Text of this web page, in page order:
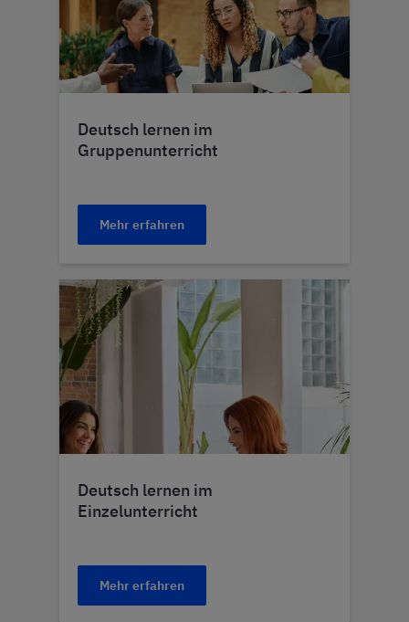
Deutsch lernen im
Gruppenunterricht
Mehr erfahren
Deutsch lernen im
Einzelunterricht
Mehr erfahren